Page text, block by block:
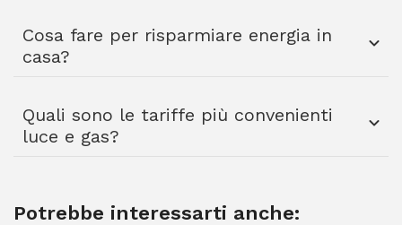
Cosa fare per risparmiare energia in
casa?
Quali sono le tariffe più convenienti
luce e gas?
Potrebbe interessarti anche: